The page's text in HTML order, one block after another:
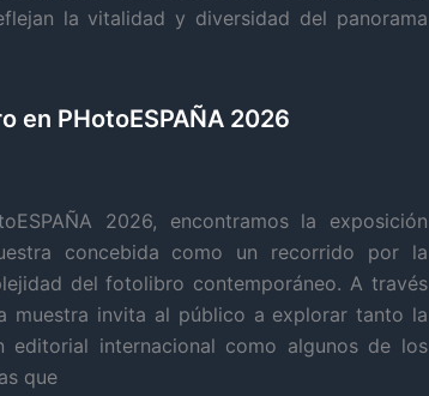
la vitalidad y diversidad del panorama
en PHotoESPAÑA 2026
2026, encontramos la exposición
concebida como un recorrido por la
del fotolibro contemporáneo. A través
muestra invita al público a explorar tanto la
editorial internacional como algunos de los
que